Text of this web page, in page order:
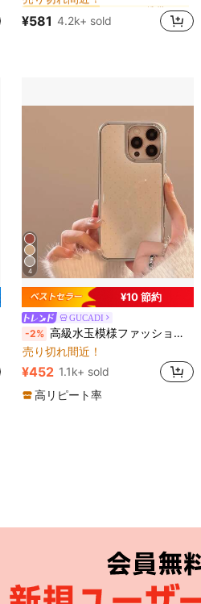
売り切れ間近！
売り切れ間近！
#2 ベストセラー に りんご 携帯電話ケース
¥581 4.2k+ sold
4
¥10 節約
GUCADI
-2% 高級水玉模様ファッション GUCADI 電気メッキ水玉模様デザイン保護スマホケース 1個、iPhone 16/15/14/13シリーズ対応、春のギフトに最適
#6 ベストセラー
売り切れ間近！
#6 ベストセラー
売り切れ間近！
#6 ベストセラー
売り切れ間近！
#6 ベストセラー に サムスン 携帯電話ケース
売り切れ間近！
¥452 1.1k+ sold
高リピート率